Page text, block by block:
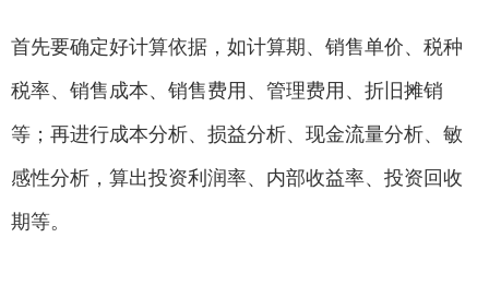
首先要确定好计算依据，如计算期、销售单价、税种
税率、销售成本、销售费用、管理费用、折旧摊销
等；再进行成本分析、损益分析、现金流量分析、敏
感性分析，算出投资利润率、内部收益率、投资回收
期等。